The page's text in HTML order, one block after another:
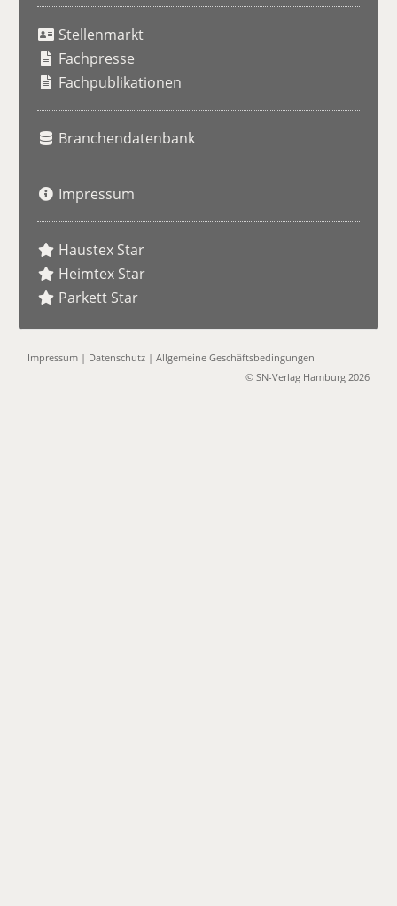
Stellenmarkt
Fachpresse
Fachpublikationen
Branchendatenbank
Impressum
Haustex Star
Heimtex Star
Parkett Star
Impressum | Datenschutz |Allgemeine Geschäftsbedingungen
© SN-Verlag Hamburg 2026